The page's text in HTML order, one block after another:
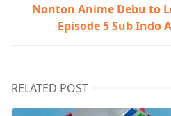
Nonton Anime Debu to
Episode 5 Sub Indo
RELATED POST